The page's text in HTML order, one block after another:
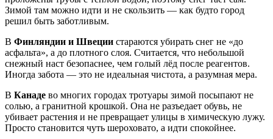
Зимой там можно идти и не скользить — как будто город
решил быть заботливым.
В Финляндии и Швеции стараются убирать снег не «до
асфальта», а до плотного слоя. Считается, что небольшой
снежный наст безопаснее, чем голый лёд после реагентов.
Иногда забота — это не идеальная чистота, а разумная мера.
В Канаде во многих городах тротуары зимой посыпают не
солью, а гранитной крошкой. Она не разъедает обувь, не
убивает растения и не превращает улицы в химическую лужу.
Просто становится чуть шероховато, а идти спокойнее.